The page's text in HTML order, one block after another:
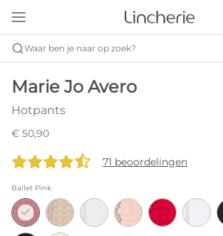
Waar ben je naar op zoek?
Marie Jo Avero
Hotpants
€ 50,90
71 beoordelingen
Ballet Pink